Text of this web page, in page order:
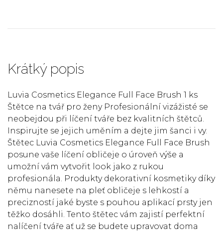
Krátký popis
Luvia Cosmetics Elegance Full Face Brush 1 ks
Štětce na tvář pro ženy Profesionální vizážisté se
neobejdou při líčení tváře bez kvalitních štětců.
Inspirujte se jejich uměním a dejte jim šanci i vy.
Štětec Luvia Cosmetics Elegance Full Face Brush
posune vaše líčení obličeje o úroveň výše a
umožní vám vytvořit look jako z rukou
profesionála. Produkty dekorativní kosmetiky díky
němu nanesete na pleť obličeje s lehkostí a
precizností jaké byste s pouhou aplikací prsty jen
těžko dosáhli. Tento štětec vám zajistí perfektní
nalíčení tváře ať už se budete upravovat doma